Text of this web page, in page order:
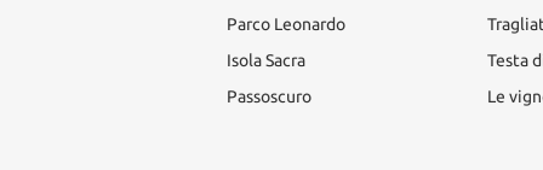
Parco Leonardo
Isola Sacra
Passoscuro
Testa
Le